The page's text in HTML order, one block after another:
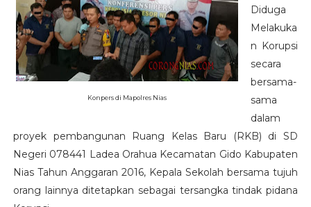
Konpers di Mapolres Nias
Diduga
Melakuka
n Korupsi
secara
bersama-
sama
dalam
proyek pembangunan Ruang Kelas Baru (RKB) di SD
Negeri 078441 Ladea Orahua Kecamatan Gido Kabupaten
Nias Tahun Anggaran 2016, Kepala Sekolah bersama tujuh
orang lainnya ditetapkan sebagai tersangka tindak pidana